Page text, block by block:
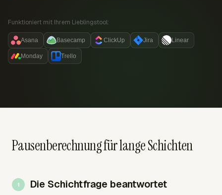
Funktioniert mit Ihrem Lieblingstool:
Asana Basecamp ClickUp Jira Linear
Monday Trello
Pausenberechnung für lange Schichten
Die Schichtfrage beantwortet